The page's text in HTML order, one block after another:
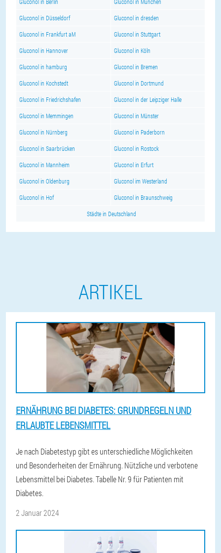
Gluconol in Düsseldorf Gluconol in dresden
Gluconol in Frankfurt aM Gluconol in Stuttgart
Gluconol in Hannover Gluconol in Köln
Gluconol in hamburg Gluconol in Bremen
Gluconol in Kochstedt Gluconol in Dortmund
Gluconol in Friedrichshafen Gluconol in der Leipziger Halle
Gluconol in Memmingen Gluconol in Münster
Gluconol in Nürnberg Gluconol in Paderborn
Gluconol in Saarbrücken Gluconol in Rostock
Gluconol in Mannheim Gluconol in Erfurt
Gluconol in Oldenburg Gluconol im Westerland
Gluconol in Hof Gluconol in Braunschweig
Städte in Deutschland
ARTIKEL
ERNÄHRUNG BEI DIABETES: GRUNDREGELN UND
ERLAUBTE LEBENSMITTEL
Je nach Diabetestyp gibt es unterschiedliche Möglichkeiten
und Besonderheiten der Ernährung. Nützliche und verbotene
Lebensmittel bei Diabetes. Tabelle Nr. 9 für Patienten mit
Diabetes.
2 Januar 2024